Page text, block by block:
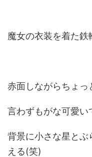
魔女の衣装を着た鉄
赤面しながらちょ
言わずもがな可愛い
背景に小さな星とぶ
える(笑)